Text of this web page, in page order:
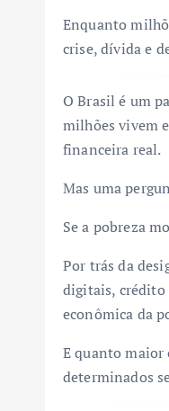
Enquanto
crise, dívida e
O Brasil é um
milhões vivem
financeira real.
Mas uma
Se a pobreza
Por trás da
digitais, crédito
econômica da
E quanto maior
determinados